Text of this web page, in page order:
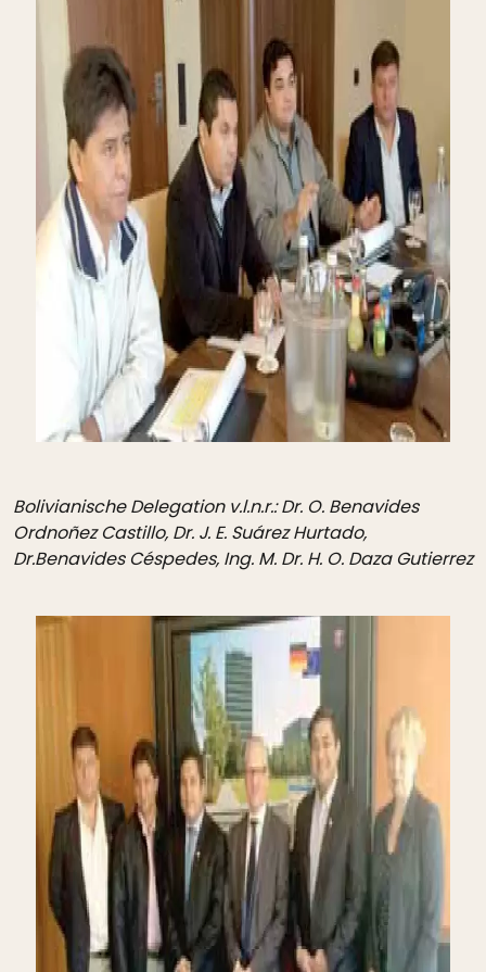
Bolivianische Delegation v.l.n.r.: Dr. O. Benavides
Ordnoñez Castillo, Dr. J. E. Suárez Hurtado,
Dr.Benavides Céspedes, Ing. M. Dr. H. O. Daza Gutierrez